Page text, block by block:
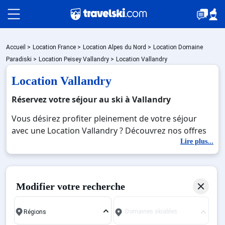
Packages
🚆Train de nuit
Stations
Hébergements
Bons plans
Accueil > Location France > Location Alpes du Nord > Location Domaine
Paradiski > Location Peisey Vallandry > Location Vallandry
Location Vallandry
Réservez votre séjour au ski à Vallandry
Vous désirez profiter pleinement de votre séjour
avec une Location Vallandry ? Découvrez nos offres
de Location Vallandry pour skier sans limite à noel,
jour de l'an, février. Fermez les yeux et imaginez…
Profitez de votre Location Vallandry, une station
plaisirs de la glisse sur les pistes de ski et des
paysages montagnards. Pour un week-end ou pour
Lire plus...
Modifier votre recherche
Domaines skiables